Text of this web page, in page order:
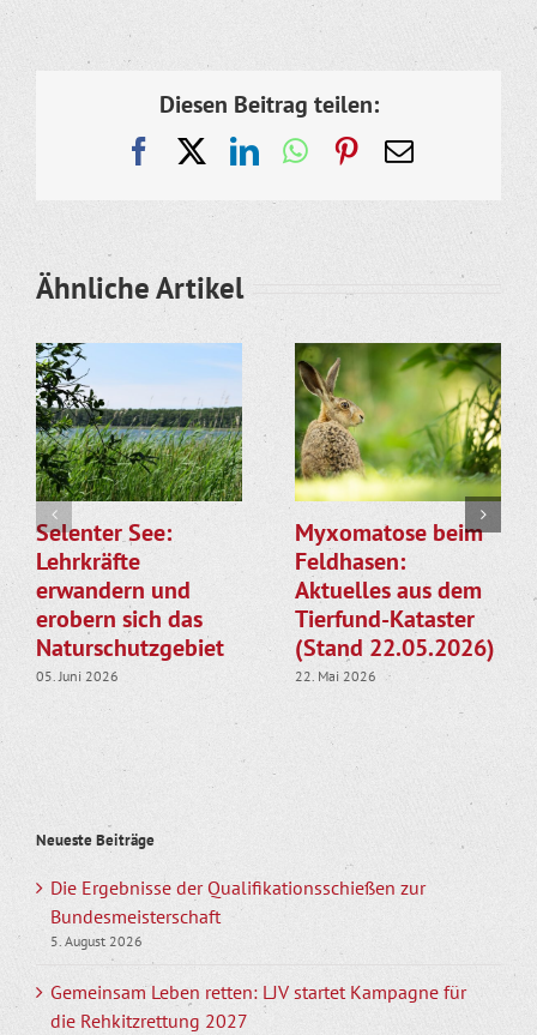
Diesen Beitrag teilen:
FacebookLinkedInWhatsApp
Pinterest
E-
Ähnliche Artikel
Selenter See:
Lehrkräfte
erwandern und
erobern sich das
Naturschutzgebiet
05. Juni 2026
Myxomatose beim
Feldhasen:
Aktuelles aus dem
Tierfund-Kataster
(Stand 22.05.2026)
22. Mai 2026
Neueste Beiträge
Die Ergebnisse der Qualifikationsschießen zur
Bundesmeisterschaft
5. August 2026
Gemeinsam Leben retten: LJV startet Kampagne für
die Rehkitzrettung 2027